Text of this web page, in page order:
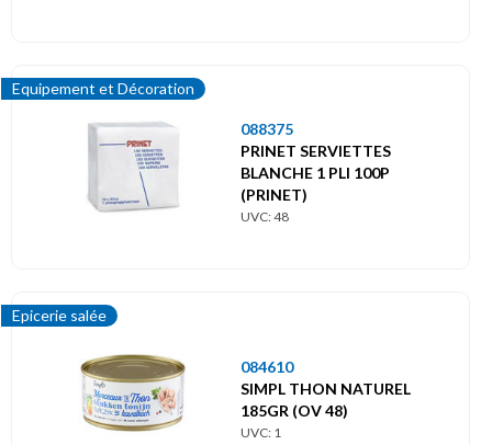
Equipement et Décoration
088375
PRINET SERVIETTES
BLANCHE 1 PLI 100P
(PRINET)
UVC: 48
Epicerie salée
084610
SIMPL THON NATUREL
185GR (OV 48)
UVC: 1